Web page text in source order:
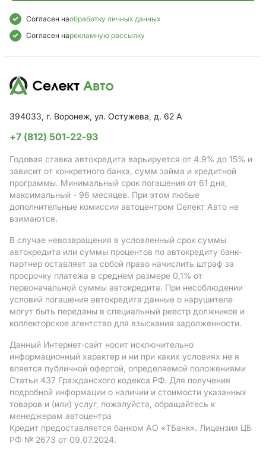
Согласен наобработку личных данных
Согласен нарекламную рассылку
394033, г. Воронеж, ул. Остужева, д. 62 А
+7 (812) 501-22-93
Годовая ставка автокредита варьируется от 4.9% до 15% и
зависит от конкретного банка, сумм займа и кредитной
программы. Минимальный срок погашения от 61 дня,
максимальный - 96 месяцев. При этом любые
дополнительные комиссии автоцентром Селект Авто не
взимаются.
В случае невозвращения в условленный срок суммы
автокредита или суммы процентов по автокредиту банк-
партнер оставляет за собой право начислить штраф за
просрочку платежа в среднем размере 0,1% от
первоначальной суммы автокредита. При несоблюдении
условий погашения автокредита данные о нарушителе
могут быть переданы в специальный реестр должников и
коллекторское агентство для взыскания задолженности.
Данный Интернет-сайт носит исключительно
информационный характер и ни при каких условиях не я
вляется публичной офертой, определяемой положениями
Статьи 437 Гражданского кодекса РФ. Для получения
подробной информации о наличии и стоимости указанных
товаров и (или) услуг, пожалуйста, обращайтесь к
менеджерам автоцентра
Кредит предоставляется банком АO «ТБанк». Лицензия ЦБ
РФ № 2673 от 09.07.2024.